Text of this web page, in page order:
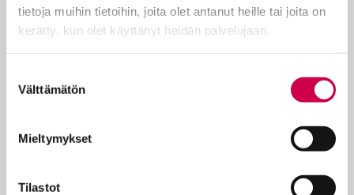
tietoja muihin tietoihin, joita olet antanut heille tai joita on
kerätty, kun olet käyttänyt heidän palvelujaan.
valinta
Välttämätön
Mieltymykset
Tilastot
KOKEILE KUUKAUSI